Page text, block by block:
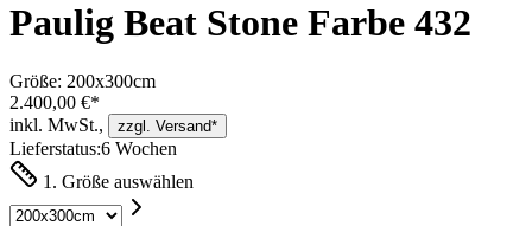
Paulig Beat Stone Farbe 432
Größe: 200x300cm
2.400,00 €*
inkl. MwSt.,
zzgl. Versand*
Lieferstatus:6 Wochen
1. Größe auswählen